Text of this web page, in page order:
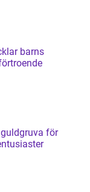
barns
för